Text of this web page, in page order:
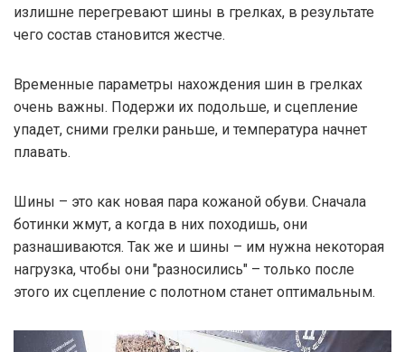
излишне перегревают шины в грелках, в результате
чего состав становится жестче.
Временные параметры нахождения шин в грелках
очень важны. Подержи их подольше, и сцепление
упадет, сними грелки раньше, и температура начнет
плавать.
Шины – это как новая пара кожаной обуви. Сначала
ботинки жмут, а когда в них походишь, они
разнашиваются. Так же и шины – им нужна некоторая
нагрузка, чтобы они "разносились" – только после
этого их сцепление с полотном станет оптимальным.